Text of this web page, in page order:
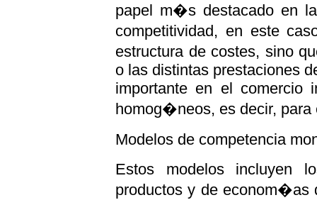
papel m�s destacado en
competitividad, en este
estructura de costes, sino
o las distintas prestaciones
importante en el comercio
homog�neos, es decir, para
Modelos de competencia
Estos modelos incluyen
productos y de econom�as